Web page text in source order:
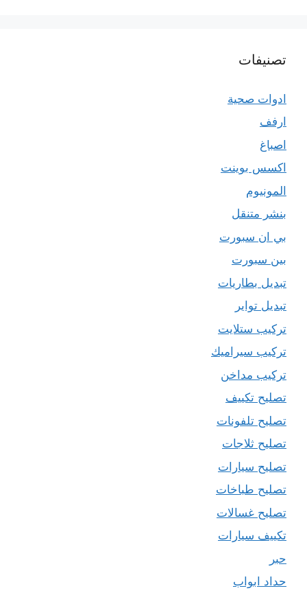
تصنيفات
ادوات صحية
ارفف
اصباغ
اكسس بوينت
المونيوم
بنشر متنقل
بي ان سبورت
بين سبورت
تبديل بطاريات
تبديل تواير
تركيب ستلايت
تركيب سيراميك
تركيب مداخن
تصليح تكييف
تصليح تلفونات
تصليح ثلاجات
تصليح سيارات
تصليح طباخات
تصليح غسالات
تكييف سيارات
حبر
حداد ابواب